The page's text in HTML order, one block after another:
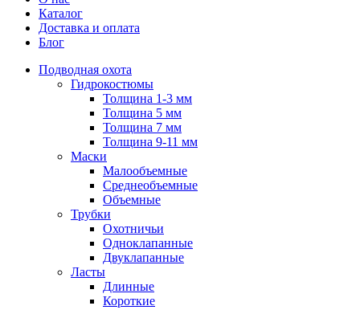
Каталог
Доставка и оплата
Блог
Подводная охота
Гидрокостюмы
Толщина 1-3 мм
Толщина 5 мм
Толщина 7 мм
Толщина 9-11 мм
Маски
Малообъемные
Среднеобъемные
Объемные
Трубки
Охотничьи
Одноклапанные
Двуклапанные
Ласты
Длинные
Короткие